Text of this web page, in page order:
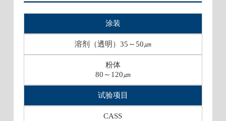
涂装
溶剂（透明）35～50㎛
粉体
80～120㎛
试验项目
CASS